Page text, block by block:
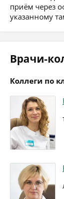
приём через
указанному
Врачи-
Коллеги по